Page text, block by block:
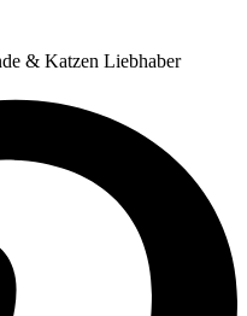
& Katzen Liebhaber